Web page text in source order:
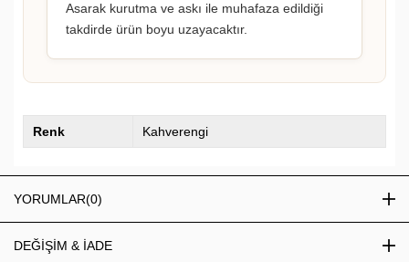
Asarak kurutma ve askı ile muhafaza edildiği
takdirde ürün boyu uzayacaktır.
Renk Kahverengi
YORUMLAR(0)
DEĞİŞİM & İADE